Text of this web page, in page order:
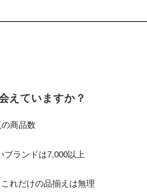
えていますか？
商品数
ブランドは7,000以上
れだけの品揃えは無理